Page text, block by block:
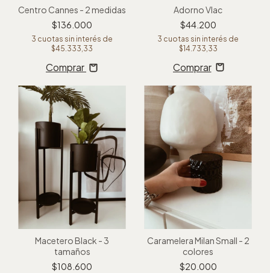
Centro Cannes - 2 medidas
$136.000
3 cuotas sin interés de
$45.333,33
Comprar
Adorno Vlac
$44.200
3 cuotas sin interés de
$14.733,33
Macetero Black - 3
tamaños
$108.600
Caramelera Milan Small - 2
colores
$20.000